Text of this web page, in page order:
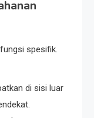
spesifik.
di sisi luar